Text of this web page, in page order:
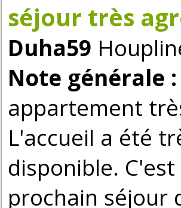
séjour très
Duha59
Note générale :
appartement
L'accueil a été
disponible.
prochain séjour